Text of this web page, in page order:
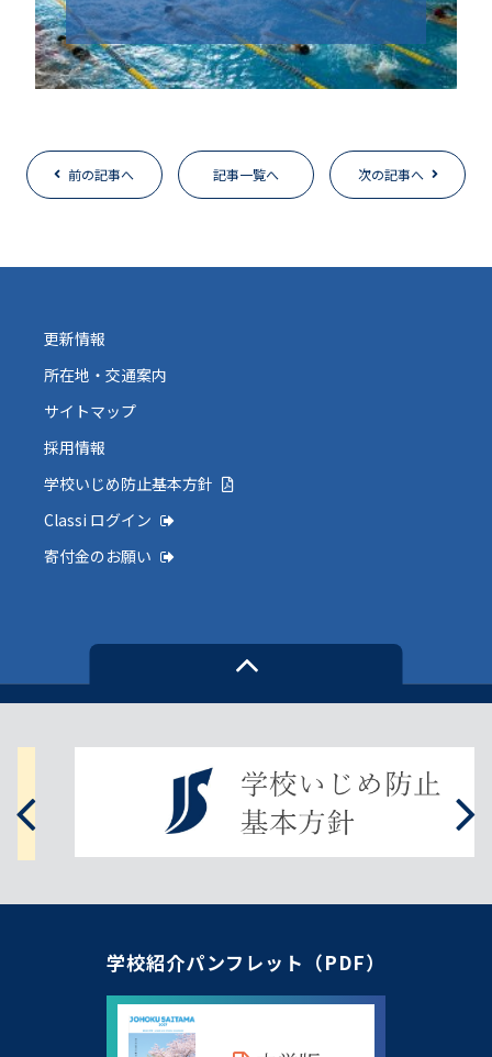
前の記事へ 記事一覧へ 次の記事へ
更新情報
所在地・交通案内
サイトマップ
採用情報
学校いじめ防止基本方針
Classi ログイン
寄付金のお願い
学校紹介パンフレット（PDF）